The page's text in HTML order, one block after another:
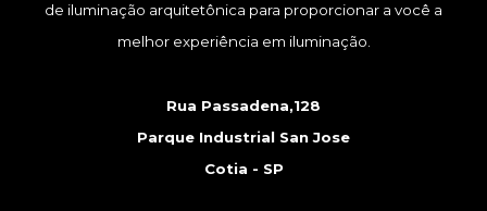
de iluminação arquitetônica para proporcionar a você a
melhor experiência em iluminação.
Rua Passadena,128
Parque Industrial San Jose
Cotia - SP